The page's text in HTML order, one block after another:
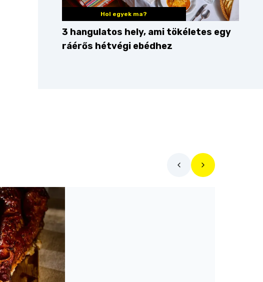
Hol egyek ma?
3 hangulatos hely, ami tökéletes egy
ráérős hétvégi ebédhez